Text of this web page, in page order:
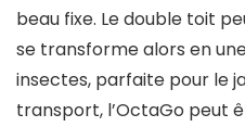
beau fixe. Le double toit
se transforme alors en
insectes, parfaite pour le
transport, l’OctaGo peut